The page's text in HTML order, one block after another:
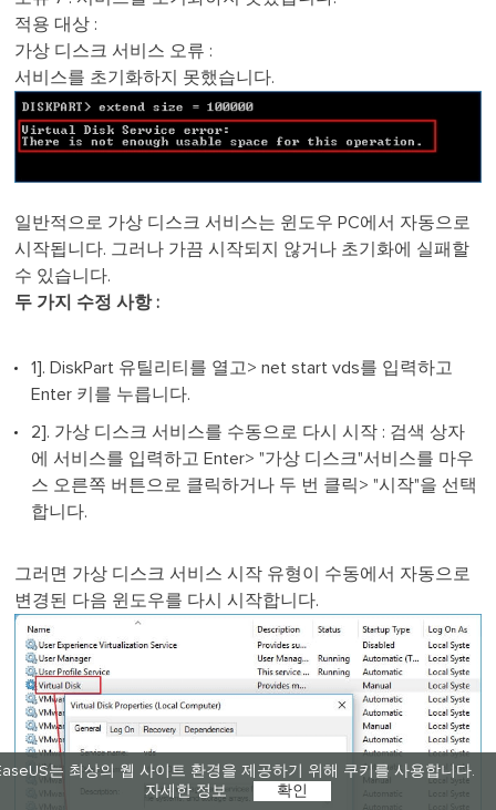
는 최상의 웹 사이트 환경을 제공하기 위해 쿠키를 사용합니다.
자세한 정보
확인
적용 대상 :
가상 디스크 서비스 오류 :
서비스를 초기화하지 못했습니다.
일반적으로 가상 디스크 서비스는 윈도우 PC에서 자동으로
시작됩니다. 그러나 가끔 시작되지 않거나 초기화에 실패할
수 있습니다.
두 가지 수정 사항 :
1]. DiskPart 유틸리티를 열고> net start vds를 입력하고
Enter 키를 누릅니다.
2]. 가상 디스크 서비스를 수동으로 다시 시작 : 검색 상자
에 서비스를 입력하고 Enter> "가상 디스크"서비스를 마우
스 오른쪽 버튼으로 클릭하거나 두 번 클릭> "시작"을 선택
합니다.
그러면 가상 디스크 서비스 시작 유형이 수동에서 자동으로
변경된 다음 윈도우를 다시 시작합니다.